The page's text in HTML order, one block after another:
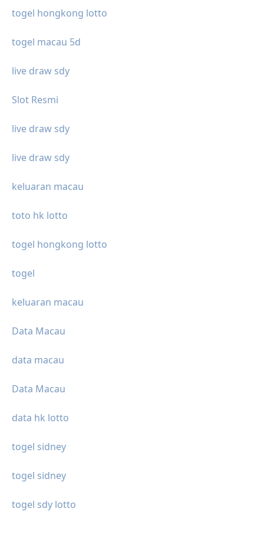
togel hongkong lotto
togel macau 5d
live draw sdy
Slot Resmi
live draw sdy
live draw sdy
keluaran macau
toto hk lotto
togel hongkong lotto
togel
keluaran macau
Data Macau
data macau
Data Macau
data hk lotto
togel sidney
togel sidney
togel sdy lotto